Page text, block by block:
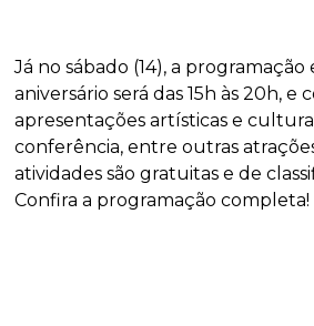
Já no sábado (14), a programação
aniversário será das 15h às 20h, e
apresentações artísticas e
conferência, entre outras
atividades são gratuitas e de
Confira a programação completa!